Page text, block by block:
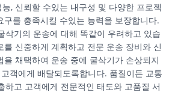
, 신뢰할 수있는 내구성 및 다양한 프로젝
구를 충족시킬 수있는 능력을 보장합니다.
삭기의 운송에 대해 똑같이 우려하고 있습
를 신중하게 계획하고 전문 운송 장비와 신
을 채택하여 운송 중에 굴삭기가 손상되지
객에게 배달되도록합니다. 품질이든 교통
하고 고객에게 전문적인 태도와 고품질 서